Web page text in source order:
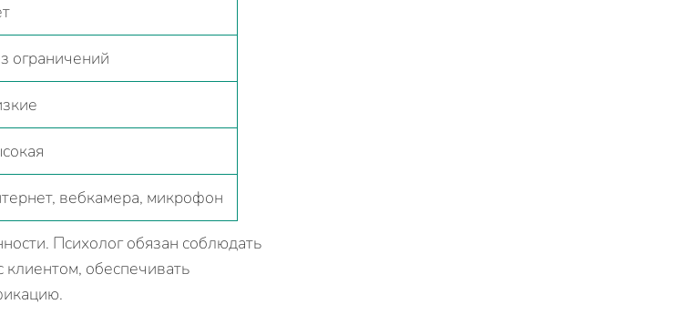
ограничений
вебкамера, микрофон
Психолог обязан соблюдать
обеспечивать